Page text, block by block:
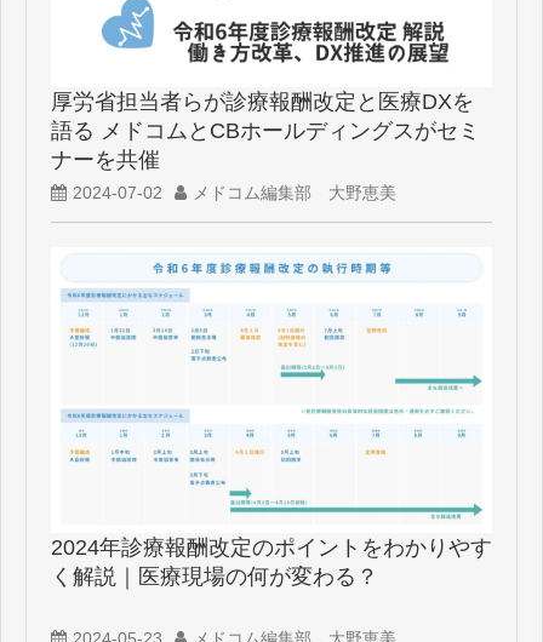
厚労省担当者らが診療報酬改定と医療DXを
語る メドコムとCBホールディングスがセミ
ナーを共催
2024-07-02 メドコム編集部 大野恵美
2024年診療報酬改定のポイントをわかりやす
く解説｜医療現場の何が変わる？